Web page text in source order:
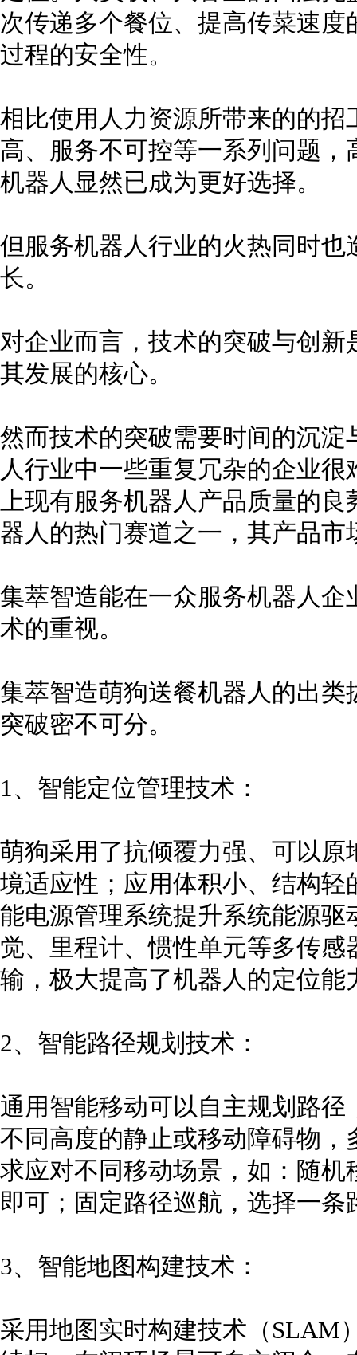
次传递多个餐位、提高传菜速
过程的安全性。
相比使用人力资源所带来的的
高、服务不可控等一系列问题
机器人显然已成为更好选择。
但服务机器人行业的火热同时
长。
对企业而言，技术的突破与创
其发展的核心。
然而技术的突破需要时间的沉
人行业中一些重复冗杂的企业
上现有服务机器人产品质量的
器人的热门赛道之一，其产品市
集萃智造能在一众服务机器人
术的重视。
集萃智造萌狗送餐机器人的出
突破密不可分。
1、智能定位管理技术：
萌狗采用了抗倾覆力强、可以
境适应性；应用体积小、结构
能电源管理系统提升系统能源
觉、里程计、惯性单元等多传
输，极大提高了机器人的定位能
2、智能路径规划技术：
通用智能移动可以自主规划路
不同高度的静止或移动障碍物
求应对不同移动场景，如：随
即可；固定路径巡航，选择一
3、智能地图构建技术：
采用地图实时构建技术（SLAM